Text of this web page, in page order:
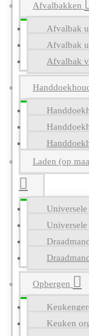
Afvalbakken
Afvalbak
Afvalbak
Afvalbak
Laden (op
Universele
Opbergen
Keuken